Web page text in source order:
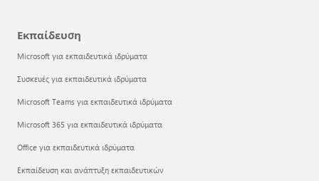
Εκπαίδευση
Microsoft για εκπαιδευτικά ιδρύματα
Συσκευές για εκπαιδευτικά ιδρύματα
Microsoft Teams για εκπαιδευτικά ιδρύματα
Microsoft 365 για εκπαιδευτικά ιδρύματα
Office για εκπαιδευτικά ιδρύματα
Εκπαίδευση και ανάπτυξη εκπαιδευτικών